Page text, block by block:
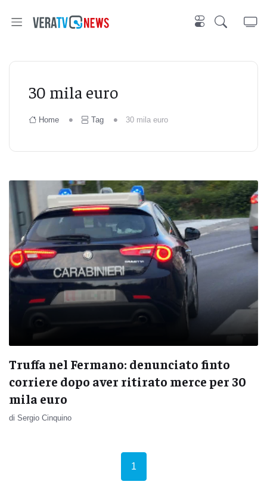
30 mila euro
Home Tag 30 mila euro
Truffa nel Fermano: denunciato finto
corriere dopo aver ritirato merce per 30
mila euro
di Sergio Cinquino
1